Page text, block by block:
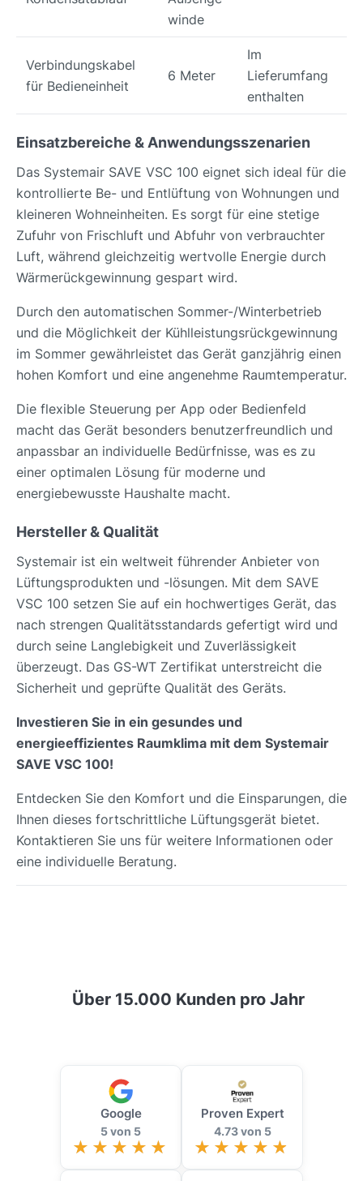
winde
Verbindungskabel
für Bedieneinheit
6 Meter
Im
Lieferumfang
enthalten
Einsatzbereiche & Anwendungsszenarien
Das Systemair SAVE VSC 100 eignet sich ideal für die
kontrollierte Be- und Entlüftung von Wohnungen und
kleineren Wohneinheiten. Es sorgt für eine stetige
Zufuhr von Frischluft und Abfuhr von verbrauchter
Luft, während gleichzeitig wertvolle Energie durch
Wärmerückgewinnung gespart wird.
Durch den automatischen Sommer-/Winterbetrieb
und die Möglichkeit der Kühlleistungsrückgewinnung
im Sommer gewährleistet das Gerät ganzjährig einen
hohen Komfort und eine angenehme Raumtemperatur.
Die flexible Steuerung per App oder Bedienfeld
macht das Gerät besonders benutzerfreundlich und
anpassbar an individuelle Bedürfnisse, was es zu
einer optimalen Lösung für moderne und
energiebewusste Haushalte macht.
Hersteller & Qualität
Systemair ist ein weltweit führender Anbieter von
Lüftungsprodukten und -lösungen. Mit dem SAVE
VSC 100 setzen Sie auf ein hochwertiges Gerät, das
nach strengen Qualitätsstandards gefertigt wird und
durch seine Langlebigkeit und Zuverlässigkeit
überzeugt. Das GS-WT Zertifikat unterstreicht die
Sicherheit und geprüfte Qualität des Geräts.
Investieren Sie in ein gesundes und
energieeffizientes Raumklima mit dem Systemair
SAVE VSC 100!
Entdecken Sie den Komfort und die Einsparungen, die
Ihnen dieses fortschrittliche Lüftungsgerät bietet.
Kontaktieren Sie uns für weitere Informationen oder
eine individuelle Beratung.
Über 15.000 Kunden pro Jahr
Google
5 von 5
Proven Expert
4.73 von 5